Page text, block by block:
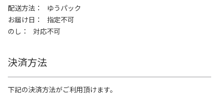
配送方法
ゆうパック
お届け日
指定不可
のし
対応不可
決済方法
下記の決済方法がご利用頂けます。